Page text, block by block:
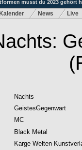
musst du 2023 gehört
News Live
Nachts
GeistesGegenwart
MC
Black Metal
Karge Welten